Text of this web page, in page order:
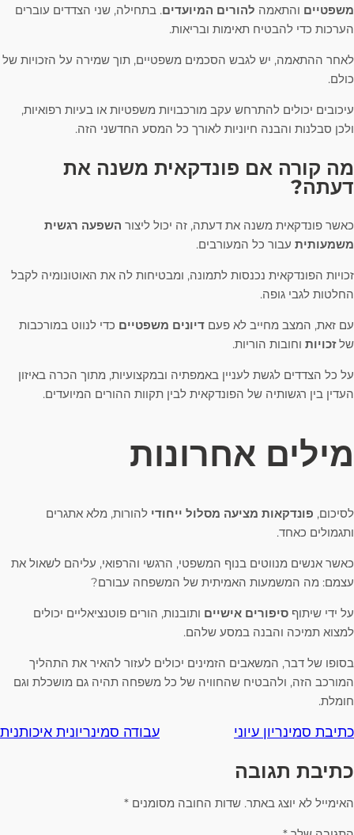
משפטיים והתאמה להורים המיועדים. בתחילה, שני הצדדים עוברים
הערכות כדי להבטיח תאימות ובריאות.
לאחר ההתאמה, יש לגבש הסכמים משפטיים, תוך שמירה על הזכויות של
כולם.
עיכובים יכולים להתרחש עקב מורכבויות משפטיות או בעיות רפואיות,
ולכן סבלנות והבנה חיוניות לאורך כל המסע החדשני הזה.
מה קורה אם פונדקאית משנה את
דעתה?
כאשר פונדקאית משנה את דעתה, זה יכול ליצור השפעה רגשית
משמעותית עבור כל המעורבים.
זכויות הפונדקאית נכנסות לתמונה, ומבטיחות לה את האוטונומיה לקבל
החלטות לגבי גופה.
עם זאת, המצב מחייב לא פעם דיונים משפטיים כדי לנווט במורכבות
שלזכויות וחובות הוריות.
על כל הצדדים לגשת לעניין באמפתיה ובמקצועיות, מתוך הכרה באיזון
העדין בין רגשותיה של הפונדקאית לבין תקוות ההורים המיועדים.
מילים אחרונות
לסיכום, פונדקאות מציעה מסלול ייחודי להורות, מלא אתגרים
ותגמולים כאחד.
כאשר אנשים מנווטים בנוף המשפטי, הרגשי והרפואי, עליהם לשאול את
עצמם: מה המשמעות האמיתית של המשפחה עבורם?
על ידי שיתוף סיפורים אישיים ותובנות, הורים פוטנציאליים יכולים
למצוא תמיכה והבנה במסע שלהם.
בסופו של דבר, המשאבים הזמינים יכולים לעזור להאיר את התהליך
המורכב הזה, ולהבטיח שהחוויה של כל משפחה תהיה גם מושכלת וגם
חומלת.
כתיבת סמינריון עיוני עבודה סמינריונית איכותנית
כתיבת תגובה
האימייל לא יוצג באתר. שדות החובה מסומנים *